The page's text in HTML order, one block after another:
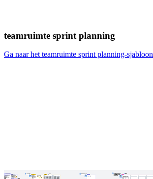
teamruimte sprint planning
Ga naar het teamruimte sprint planning-sjabloon